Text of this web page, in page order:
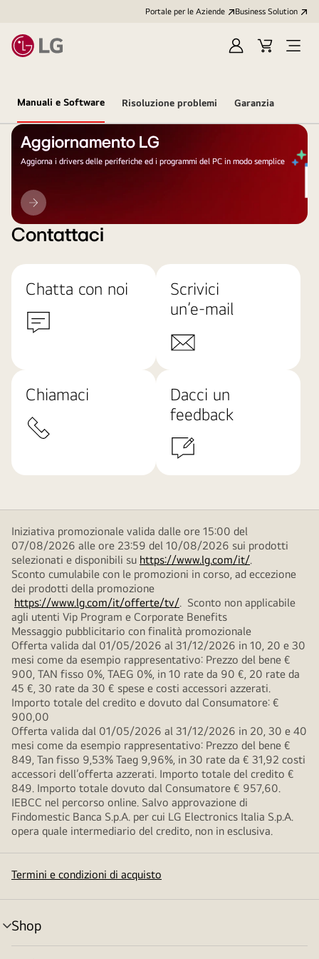
Portale per le Aziende Business Solution
AccediCart
Open
Manuali e Software Risoluzione problemi Garanzia
Aggiornamento LG
Aggiorna i drivers delle periferiche ed i programmi del PC in modo semplice
Aggiornamento
LG
Contattaci
Chatta con noi
Scrivici
un’e-mail
Chiamaci
Dacci un
feedback
Iniziativa promozionale valida dalle ore 15:00 del
07/08/2026 alle ore 23:59 del 10/08/2026 sui prodotti
selezionati e disponibili su https://www.lg.com/it/.
Sconto cumulabile con le promozioni in corso, ad eccezione
dei prodotti della promozione
https://www.lg.com/it/offerte/tv/. Sconto non applicabile
agli utenti Vip Program e Corporate Benefits
Messaggio pubblicitario con finalità promozionale
Offerta valida dal 01/05/2026 al 31/12/2026 in 10, 20 e 30
mesi come da esempio rappresentativo: Prezzo del bene €
900, TAN fisso 0%, TAEG 0%, in 10 rate da 90 €, 20 rate da
45 €, 30 rate da 30 € spese e costi accessori azzerati.
Importo totale del credito e dovuto dal Consumatore: €
900,00
Offerta valida dal 01/05/2026 al 31/12/2026 in 20, 30 e 40
mesi come da esempio rappresentativo: Prezzo del bene €
849, Tan fisso 9,53% Taeg 9,96%, in 30 rate da € 31,92 costi
accessori dell’offerta azzerati. Importo totale del credito €
849. Importo totale dovuto dal Consumatore € 957,60.
IEBCC nel percorso online. Salvo approvazione di
Findomestic Banca S.p.A. per cui LG Electronics Italia S.p.A.
opera quale intermediario del credito, non in esclusiva.
Termini e condizioni di acquisto
Shop
Attivazione
menu